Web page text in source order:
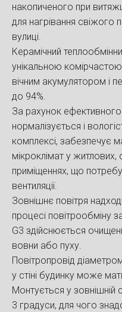
накопиченого при
для нагрівання свіжого
вулиці.
Керамічний
унікальною
вічним акумулятором і
до 94%.
За рахунок
нормалізується і
комплексі, забезпечує
мікроклімат у житлових,
приміщеннях, що
вентиляції.
Зовнішнє повітря
процесі повітрообміну
G3 здійснюється
вовни або пуху.
Повітропровід
у стіні будинку може
Монтується у зовнішній
3 градуси, для чого